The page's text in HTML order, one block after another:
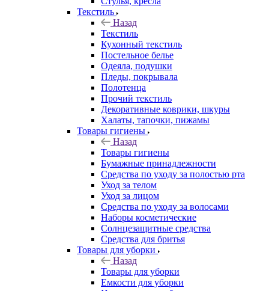
Текстиль
Назад
Текстиль
Кухонный текстиль
Постельное белье
Одеяла, подушки
Пледы, покрывала
Полотенца
Прочий текстиль
Декоративные коврики, шкуры
Халаты, тапочки, пижамы
Товары гигиены
Назад
Товары гигиены
Бумажные принадлежности
Средства по уходу за полостью рта
Уход за телом
Уход за лицом
Средства по уходу за волосами
Наборы косметические
Солнцезащитные средства
Средства для бритья
Товары для уборки
Назад
Товары для уборки
Емкости для уборки